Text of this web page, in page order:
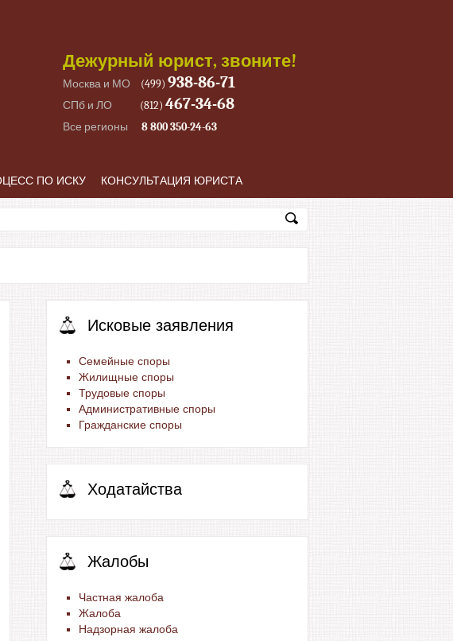
Дежурный юрист, звоните!
Москва и МО (499) 938-86-71
СПб и ЛО (812) 467-34-68
Все регионы 8 800 350-24-63
ПО ИСКУ КОНСУЛЬТАЦИЯ ЮРИСТА
Исковые заявления
Семейные споры
Жилищные споры
Трудовые споры
Административные споры
Гражданские споры
Ходатайства
Жалобы
Частная жалоба
Жалоба
Надзорная жалоба